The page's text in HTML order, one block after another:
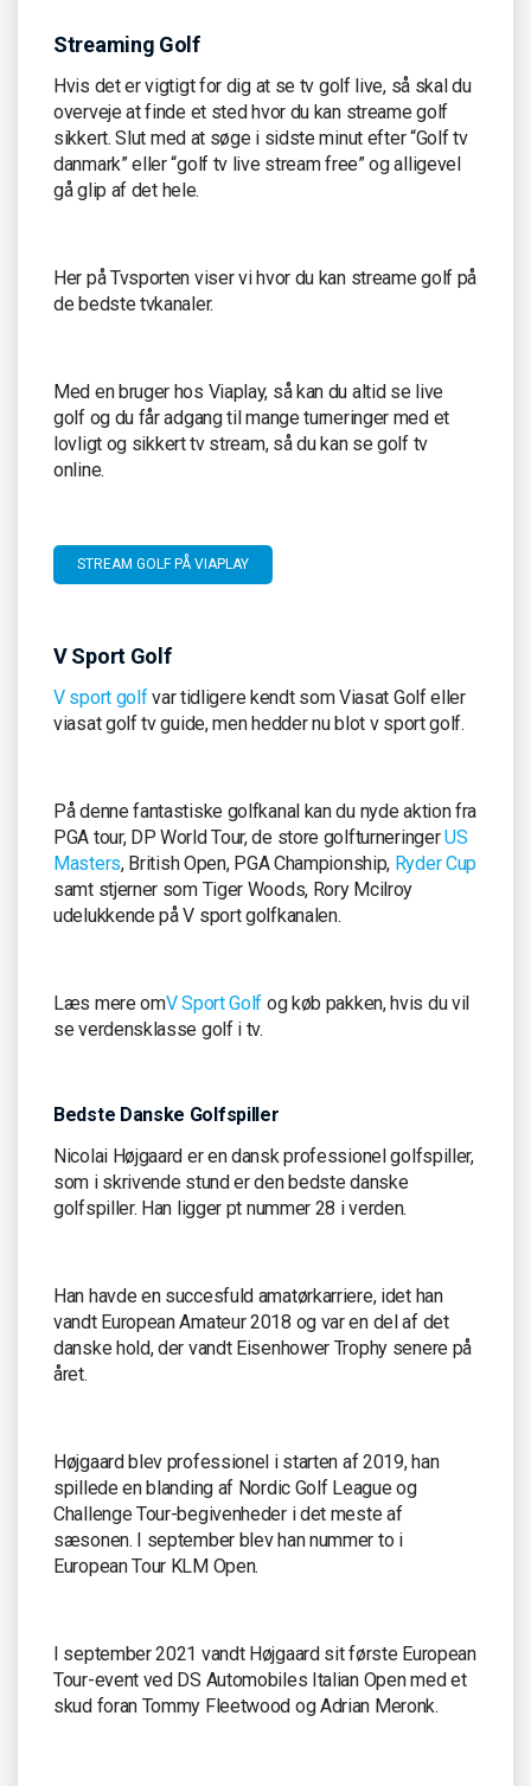
Streaming Golf
Hvis det er vigtigt for dig at se tv golf live, så skal du
overveje at finde et sted hvor du kan streame golf
sikkert. Slut med at søge i sidste minut efter “Golf tv
danmark” eller “golf tv live stream free” og alligevel
gå glip af det hele.
Her på Tvsporten viser vi hvor du kan streame golf på
de bedste tvkanaler.
Med en bruger hos Viaplay, så kan du altid se live
golf og du får adgang til mange turneringer med et
lovligt og sikkert tv stream, så du kan se golf tv
online.
STREAM GOLF PÅ VIAPLAY
V Sport Golf
V sport golfvar tidligere kendt som Viasat Golf eller
viasat golf tv guide, men hedder nu blot v sport golf.
På denne fantastiske golfkanal kan du nyde aktion fra
PGA tour, DP World Tour, de store golfturneringerUS
Masters, British Open, PGA Championship, Ryder Cup
samt stjerner som Tiger Woods, Rory Mcilroy
udelukkende på V sport golfkanalen.
Læs mere omV Sport Golf og køb pakken, hvis du vil
se verdensklasse golf i tv.
Bedste Danske Golfspiller
Nicolai Højgaard er en dansk professionel golfspiller,
som i skrivende stund er den bedste danske
golfspiller. Han ligger pt nummer 28 i verden.
Han havde en succesfuld amatørkarriere, idet han
vandt European Amateur 2018 og var en del af det
danske hold, der vandt Eisenhower Trophy senere på
året.
Højgaard blev professionel i starten af 2019, han
spillede en blanding af Nordic Golf League og
Challenge Tour-begivenheder i det meste af
sæsonen. I september blev han nummer to i
European Tour KLM Open.
I september 2021 vandt Højgaard sit første European
Tour-event ved DS Automobiles Italian Open med et
skud foran Tommy Fleetwood og Adrian Meronk.